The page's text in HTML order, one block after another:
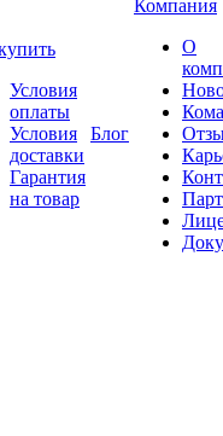
Условия
оплаты
Условия
доставки
Гарантия
на товар
Блог
Компания
О